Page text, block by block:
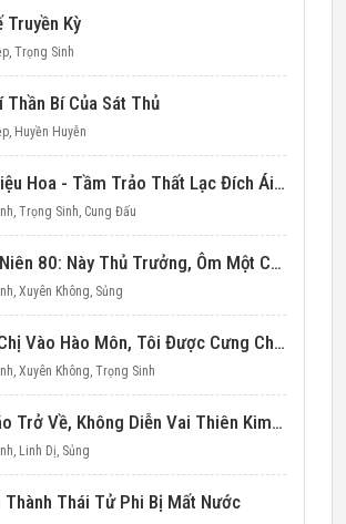
Truyền Kỳ
, Trọng Sinh
Thần Bí Của Sát Thủ
, Huyền Huyễn
Độ Thiệu Hoa - Tầm Trảo Thất Lạc Đích Ái Tình
, Trọng Sinh, Cung Đấu
Thập Niên 80: Này Thủ Trưởng, Ôm Một Cái Đi!
, Xuyên Không, Sủng
Thay Chị Vào Hào Môn, Tôi Được Cưng Chiều Hết Mực (Thập Niên 90)
, Xuyên Không, Trọng Sinh
Đại Lão Trở Về, Không Diễn Vai Thiên Kim Giả Nữa
, Linh Dị, Sủng
Thành Thái Tử Phi Bị Mất Nước